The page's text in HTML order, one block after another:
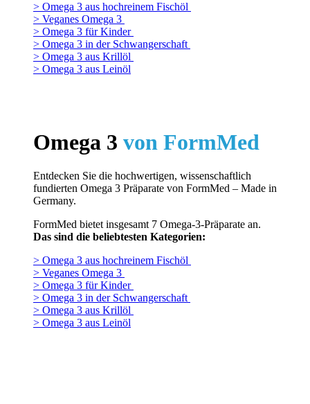
> Omega 3 aus hochreinem Fischöl
> Veganes Omega 3
> Omega 3 für Kinder
> Omega 3 in der Schwangerschaft
> Omega 3 aus Krillöl
> Omega 3 aus Leinöl
Omega 3 von FormMed
Entdecken Sie die hochwertigen, wissenschaftlich
fundierten Omega 3 Präparate von FormMed – Made in
Germany.
FormMed bietet insgesamt 7 Omega-3-Präparate an.
Das sind die beliebtesten Kategorien:
> Omega 3 aus hochreinem Fischöl
> Veganes Omega 3
> Omega 3 für Kinder
> Omega 3 in der Schwangerschaft
> Omega 3 aus Krillöl
> Omega 3 aus Leinöl